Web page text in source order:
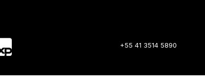
+55 41 3514 5890